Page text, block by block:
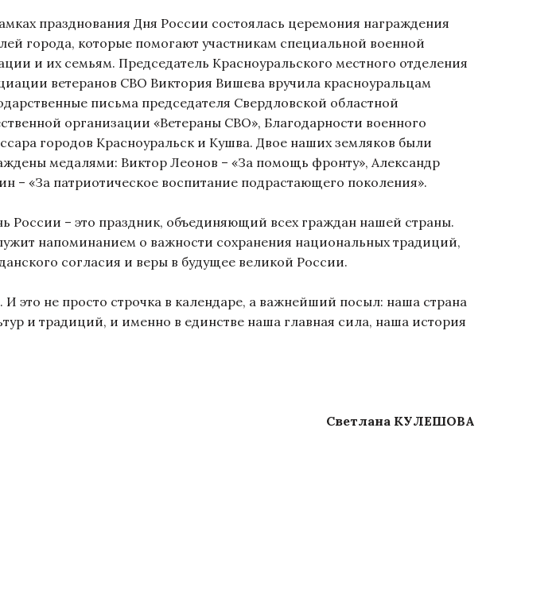
празднования Дня России состоялась церемония награждения
города, которые помогают участникам специальной военной
и их семьям. Председатель Красноуральского местного отделения
ветеранов СВО Виктория Вишева вручила красноуральцам
письма председателя Свердловской областной
организации «Ветераны СВО», Благодарности военного
городов Красноуральск и Кушва. Двое наших земляков были
медалями: Виктор Леонов – «За помощь фронту», Александр
– «За патриотическое воспитание подрастающего поколения».
России – это праздник, объединяющий всех граждан нашей страны.
напоминанием о важности сохранения национальных традиций,
согласия и веры в будущее великой России.
это не просто строчка в календаре, а важнейший посыл: наша страна
и традиций, и именно в единстве наша главная сила, наша история
Светлана КУЛЕШОВА